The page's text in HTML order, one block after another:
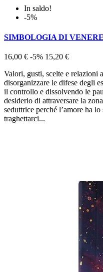
In saldo!
-5%
SIMBOLOGIA DI
16,00 € -5% 15,20 €
Valori, gusti, scelte e relazioni
disorganizzare le difese degli
il controllo e dissolvendo le
desiderio di attraversare la
seduttrice perché l’amore ha
traghettarci...